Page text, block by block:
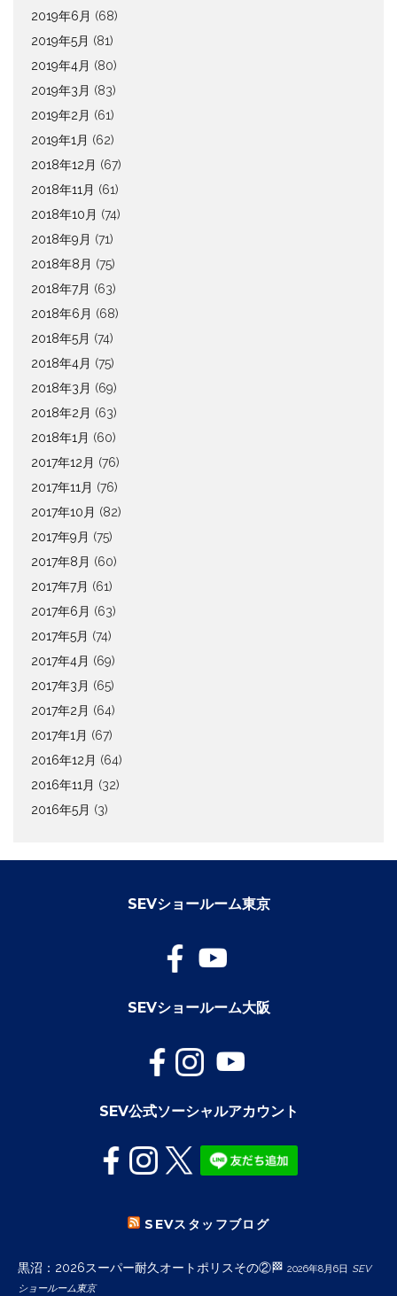
2019年6月 (68)
2019年5月 (81)
2019年4月 (80)
2019年3月 (83)
2019年2月 (61)
2019年1月 (62)
2018年12月 (67)
2018年11月 (61)
2018年10月 (74)
2018年9月 (71)
2018年8月 (75)
2018年7月 (63)
2018年6月 (68)
2018年5月 (74)
2018年4月 (75)
2018年3月 (69)
2018年2月 (63)
2018年1月 (60)
2017年12月 (76)
2017年11月 (76)
2017年10月 (82)
2017年9月 (75)
2017年8月 (60)
2017年7月 (61)
2017年6月 (63)
2017年5月 (74)
2017年4月 (69)
2017年3月 (65)
2017年2月 (64)
2017年1月 (67)
2016年12月 (64)
2016年11月 (32)
2016年5月 (3)
SEVショールーム東京
SEVショールーム大阪
SEV公式ソーシャルアカウント
SEVスタッフブログ
黒沼：2026スーパー耐久オートポリスその②🏁 2026年8月6日 SEV
ショールーム東京